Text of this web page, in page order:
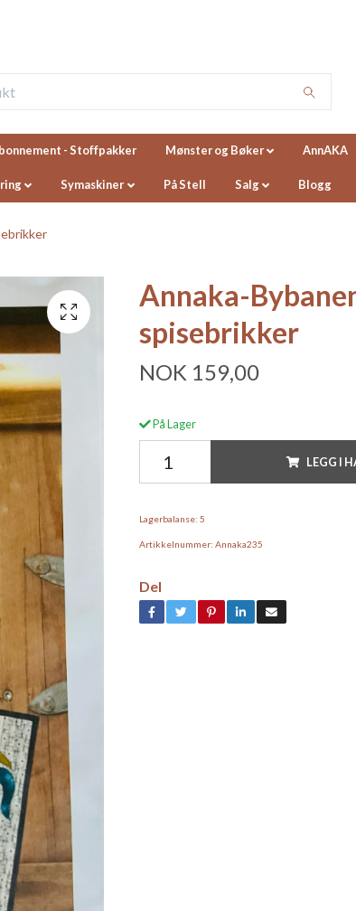
- Stoffpakker Mønster og Bøker AnnAKA
Symaskiner På Stell Salg Blogg
Annaka-
spisebrikker
NOK 159,00
På Lager
LEGG I
Lagerbalanse: 5
Artikkelnummer: Annaka235
Del